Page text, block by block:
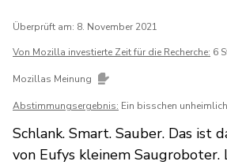
Überprüft am: 8. November 2021
Von Mozilla investierte Zeit für die Recherche: 6
Mozillas Meinung
Abstimmungsergebnis: Ein bisschen unheimlich
Schlank. Smart. Sauber. Das ist
von Eufys kleinem